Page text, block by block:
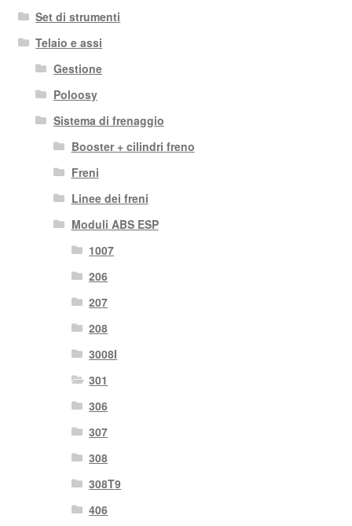
Set di strumenti
Telaio e assi
Gestione
Poloosy
Sistema di frenaggio
Booster + cilindri freno
Freni
Linee dei freni
Moduli ABS ESP
1007
206
207
208
3008I
301
306
307
308
308T9
406